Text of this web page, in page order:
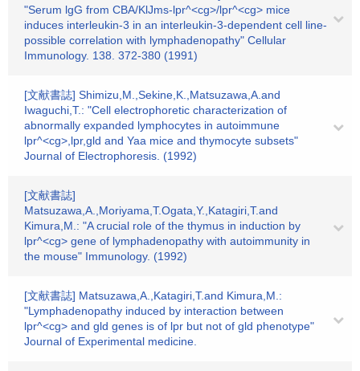
"Serum lgG from CBA/KlJms-lpr^<cg>/lpr^<cg> mice
induces interleukin-3 in an interleukin-3-dependent cell line-
possible correlation with lymphadenopathy" Cellular
Immunology. 138. 372-380 (1991)
[文献書誌] Shimizu,M.,Sekine,K.,Matsuzawa,A.and
Iwaguchi,T.: "Cell electrophoretic characterization of
abnormally expanded lymphocytes in autoimmune
lpr^<cg>,lpr,gld and Yaa mice and thymocyte subsets"
Journal of Electrophoresis. (1992)
[文献書誌]
Matsuzawa,A.,Moriyama,T.Ogata,Y.,Katagiri,T.and
Kimura,M.: "A crucial role of the thymus in induction by
lpr^<cg> gene of lymphadenopathy with autoimmunity in
the mouse" Immunology. (1992)
[文献書誌] Matsuzawa,A.,Katagiri,T.and Kimura,M.:
"Lymphadenopathy induced by interaction between
lpr^<cg> and gld genes is of lpr but not of gld phenotype"
Journal of Experimental medicine.